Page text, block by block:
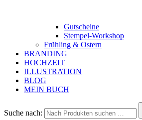
Gutscheine
Stempel-Workshop
Frühling & Ostern
BRANDING
HOCHZEIT
ILLUSTRATION
BLOG
MEIN BUCH
Suche nach: